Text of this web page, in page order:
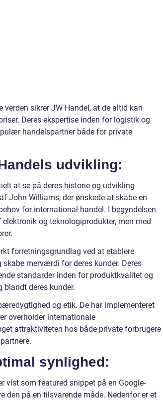
sikrer JW Handel, at de altid kan
Deres ekspertise inden for logistik og
handelspartner både for private
udvikling:
at se på deres historie og udvikling
John Williams, der ønskede at skabe en
for international handel. I begyndelsen
og teknologiprodukter, men med
forretningsgrundlag ved at etablere
merværdi for deres kunder. Deres
standarder inden for produktkvalitet og
blandt deres kunder.
og etik. De har implementeret
overholder internationale
attraktiviteten hos både private forbrugere
synlighed:
vist som featured snippet på en Google-
den på en tilsvarende måde. Nedenfor er et